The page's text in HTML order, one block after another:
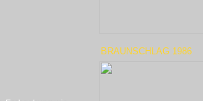
BRAUNSCHLAG 1986